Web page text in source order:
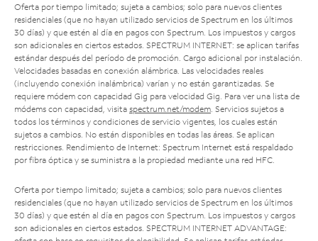
Oferta por tiempo limitado; sujeta a cambios; solo para nuevos clientes
residenciales (que no hayan utilizado servicios de Spectrum en los últimos
30 días) y que estén al día en pagos con Spectrum. Los impuestos y cargos
son adicionales en ciertos estados. SPECTRUM INTERNET: se aplican tarifas
estándar después del período de promoción. Cargo adicional por instalación.
Velocidades basadas en conexión alámbrica. Las velocidades reales
(incluyendo conexión inalámbrica) varían y no están garantizadas. Se
requiere módem con capacidad Gig para velocidad Gig. Para ver una lista de
módems con capacidad, visita spectrum.net/modem . Servicios sujetos a
todos los términos y condiciones de servicio vigentes, los cuales están
sujetos a cambios. No están disponibles en todas las áreas. Se aplican
restricciones. Rendimiento de Internet: Spectrum Internet está respaldado
por fibra óptica y se suministra a la propiedad mediante una red HFC.
Oferta por tiempo limitado; sujeta a cambios; solo para nuevos clientes
residenciales (que no hayan utilizado servicios de Spectrum en los últimos
30 días) y que estén al día en pagos con Spectrum. Los impuestos y cargos
son adicionales en ciertos estados. SPECTRUM INTERNET ADVANTAGE: